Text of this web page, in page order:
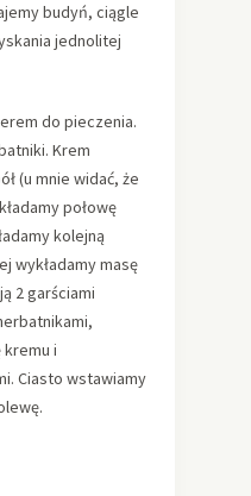
budyń, ciągle
jednolitej
do pieczenia.
Krem
(u mnie widać, że
połowę
kolejną
wykładamy masę
2 garściami
kremu i
Ciasto wstawiamy